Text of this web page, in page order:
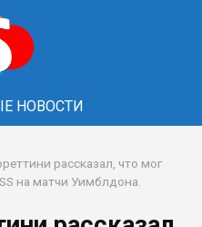
НОВОСТИ
рассказал, что мог
на матчи Уимблдона.